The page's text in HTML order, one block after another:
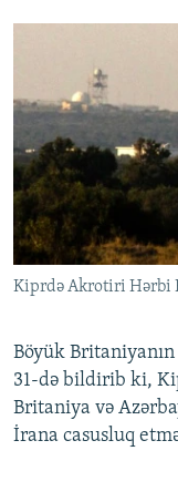
Kiprdə Akrotiri Hərbi
Böyük
31-də bildirib ki,
Britaniya və
İrana casusluq